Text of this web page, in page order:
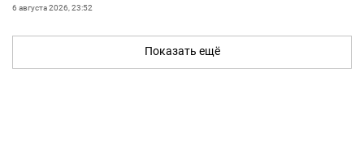
6 августа 2026, 23:52
Показать ещё